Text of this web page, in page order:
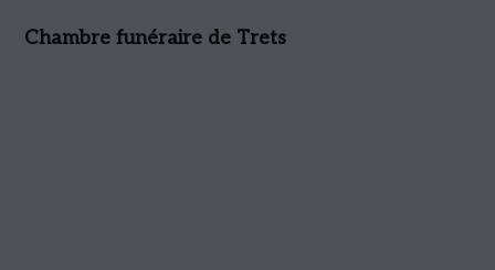
Chambre funéraire de Trets